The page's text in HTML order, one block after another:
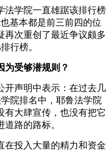
学院一直雄踞该排行榜
基本都是前三前四的位
再次重创了最近争议颇多
行榜。
为受够潜规则？
声明中表示：在过去几
院排名中，耶鲁法学院
有大肆宣传，也没有把它
路的路标。
投入大量的精力和资金